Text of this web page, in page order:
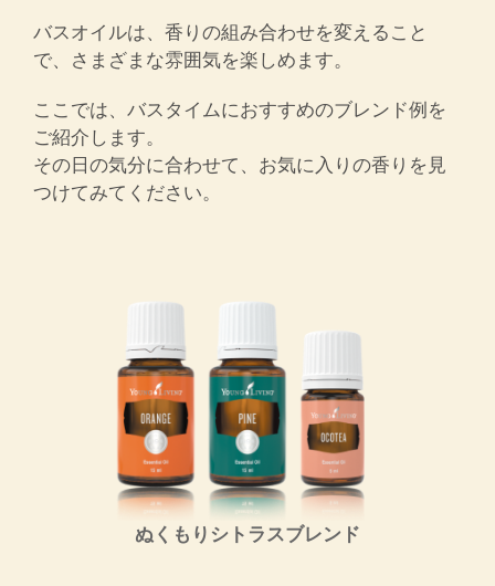
バスオイルは、香りの組み合わせを変えること
で、さまざまな雰囲気を楽しめます。
ここでは、バスタイムにおすすめのブレンド例を
ご紹介します。
その日の気分に合わせて、お気に入りの香りを見
つけてみてください。
ぬくもりシトラスブレンド